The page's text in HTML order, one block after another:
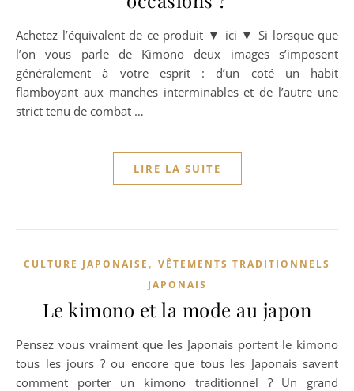
Achetez l’équivalent de ce produit ▼ ici ▼ Si lorsque que
l’on vous parle de Kimono deux images s’imposent
généralement à votre esprit : d’un coté un habit
flamboyant aux manches interminables et de l’autre une
strict tenu de combat …
LIRE LA SUITE
CULTURE JAPONAISE , VÊTEMENTS TRADITIONNELS
JAPONAIS
Le kimono et la mode au japon
Pensez vous vraiment que les Japonais portent le kimono
tous les jours ? ou encore que tous les Japonais savent
comment porter un kimono traditionnel ? Un grand